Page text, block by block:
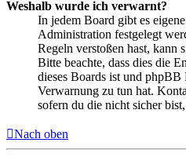
Weshalb wurde ich verwarnt?
In jedem Board gibt es
Administration festgelegt
Regeln verstoßen hast, kann
Bitte beachte, dass dies die
dieses Boards ist und
Verwarnung zu tun hat.
sofern du die nicht sicher
Nach oben